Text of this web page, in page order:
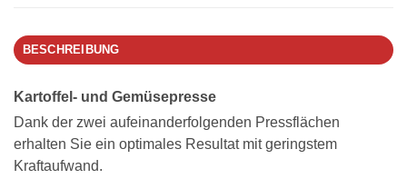
BESCHREIBUNG
Kartoffel- und Gemüsepresse
Dank der zwei aufeinanderfolgenden Pressflächen
erhalten Sie ein optimales Resultat mit geringstem
Kraftaufwand.